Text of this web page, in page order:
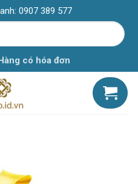
0907 389 577
có hóa đơn